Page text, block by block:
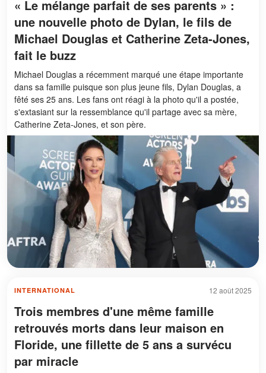
« Le mélange parfait de ses parents » :
une nouvelle photo de Dylan, le fils de
Michael Douglas et Catherine Zeta-Jones,
fait le buzz
Michael Douglas a récemment marqué une étape importante
dans sa famille puisque son plus jeune fils, Dylan Douglas, a
fêté ses 25 ans. Les fans ont réagi à la photo qu'il a postée,
s'extasiant sur la ressemblance qu'il partage avec sa mère,
Catherine Zeta-Jones, et son père.
12 août 2025
INTERNATIONAL
Trois membres d'une même famille
retrouvés morts dans leur maison en
Floride, une fillette de 5 ans a survécu
par miracle